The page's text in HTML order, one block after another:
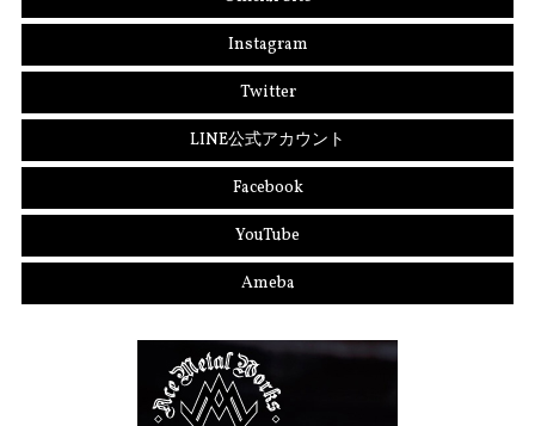
Instagram
Twitter
LINE公式アカウント
Facebook
YouTube
Ameba